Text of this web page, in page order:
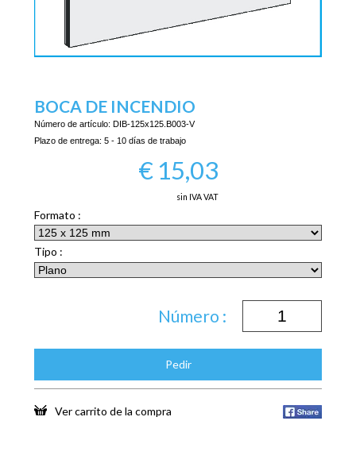
BOCA DE INCENDIO
Número de artículo: DIB-125x125.B003-V
Plazo de entrega: 5 - 10 días de trabajo
€ 15,03
sin IVA VAT
Formato :
Tipo :
Número :
Pedir
Ver carrito de la compra